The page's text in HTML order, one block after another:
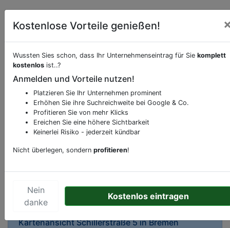
Beschreibung & Services von
Sie möchten eine Beschreibung, Dienstleistung
oder andere relevante Informationen hinzufügen?
Klicken Sie bittehierum uns zu kontaktieren.
Gerne erweitern wir Ihren Firmeneintrag um
Sonderangebote odere besondere Services, die
Ihren Wettbewerbern abheben.
KartenansichtSchillerstraße 5inBremen
Kostenlose Vorteile genießen!
Wussten Sies schon, dass Ihr Unternehmenseintrag für Sie komplett
kostenlos ist..?
Anmelden und Vorteile nutzen!
Platzieren Sie Ihr Unternehmen prominent
Erhöhen Sie ihre Suchreichweite bei Google & Co.
Profitieren Sie von mehr Klicks
Ereichen Sie eine höhere Sichtbarkeit
Keinerlei Risiko - jederzeit kündbar
Nicht überlegen, sondern profitieren!
Nein
danke
Kostenlos eintragen